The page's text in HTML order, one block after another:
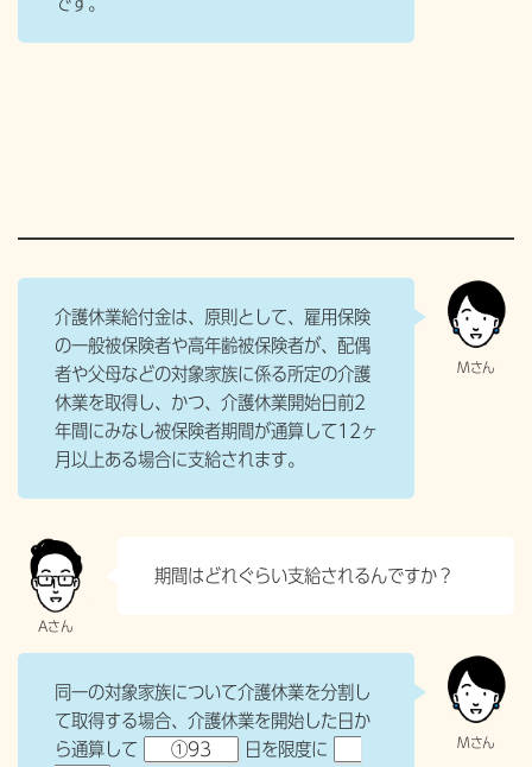
介護休業給付金は、原則として、雇用保険
の一般被保険者や高年齢被保険者が、配偶
者や父母などの対象家族に係る所定の介護
休業を取得し、かつ、介護休業開始日前2
年間にみなし被保険者期間が通算して12ヶ
月以上ある場合に支給されます。
期間はどれぐらい支給されるんですか？
同一の対象家族について介護休業を分割し
て取得する場合、介護休業を開始した日か
ら通算して
①93
日を限度に